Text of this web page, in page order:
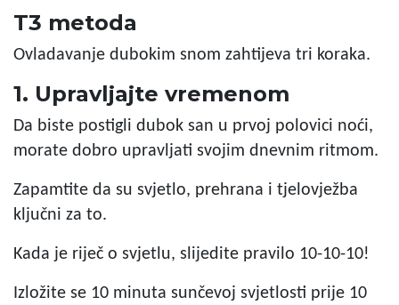
T3 metoda
Ovladavanje dubokim snom zahtijeva tri koraka.
1. Upravljajte vremenom
Da biste postigli dubok san u prvoj polovici noći,
morate dobro upravljati svojim dnevnim ritmom.
Zapamtite da su svjetlo, prehrana i tjelovježba
ključni za to.
Kada je riječ o svjetlu, slijedite pravilo 10-10-10!
Izložite se 10 minuta sunčevoj svjetlosti prije 10